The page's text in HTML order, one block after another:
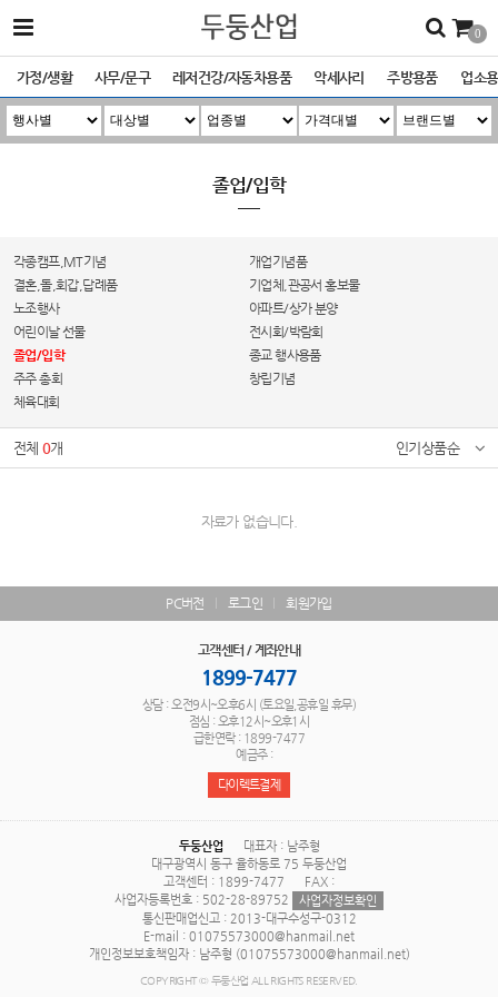
0
가정/생활 사무/문구 레저건강/자동차용품 악세사리 주방용품 업소
졸업/입학
각종캠프,MT기념
개업기념품
결혼,돌,회갑,답례품
기업체,관공서 홍보물
노조행사
아파트/상가 분양
어린이날 선물
전시회/박람회
졸업/입학
종교 행사용품
주주 총회
창립기념
체육대회
전체0개 인기상품순
자료가 없습니다.
PC버전 로그인 회원가입
고객센터 / 계좌안내
1899-7477
상담 : 오전9시~오후6시 (토요일,공휴일 휴무)
점심 : 오후12시~오후1시
급한연락 : 1899-7477
예금주 :
다이렉트결제
두둥산업
대표자 : 남주형
대구광역시 동구 율하동로 75 두둥산업
고객센터 : 1899-7477
FAX :
사업자등록번호 : 502-28-89752
사업자정보확인
통신판매업신고 : 2013-대구수성구-0312
E-mail : 01075573000@hanmail.net
개인정보보호책임자 : 남주형 (01075573000@hanmail.net)
COPYRIGHT © 두둥산업 ALL RIGHTS RESERVED.